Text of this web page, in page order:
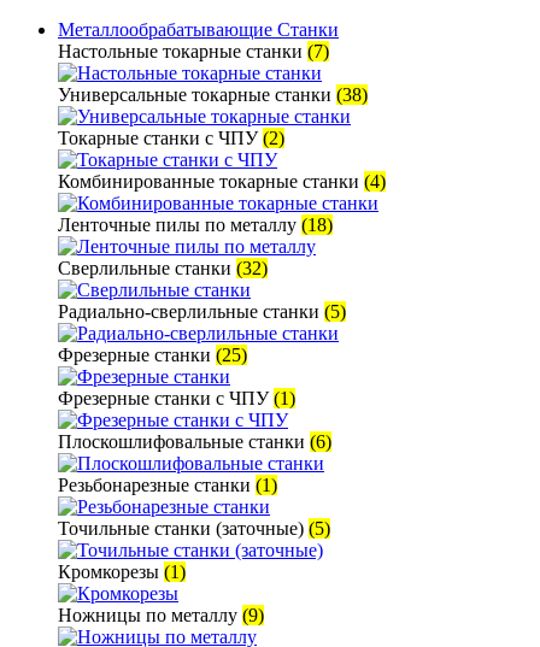
Металлообрабатывающие Станки
Настольные токарные станки (7)
Универсальные токарные станки (38)
Токарные станки с ЧПУ(2)
Комбинированные токарные станки (4)
Ленточные пилы по металлу (18)
Сверлильные станки (32)
Радиально-сверлильные станки (5)
Фрезерные станки (25)
Фрезерные станки с ЧПУ(1)
Плоскошлифовальные станки (6)
Резьбонарезные станки (1)
Точильные станки (заточные) (5)
Кромкорезы (1)
Ножницы по металлу (9)